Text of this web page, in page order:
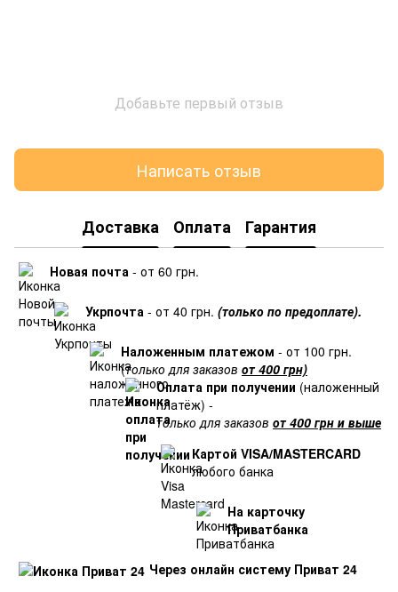
Добавьте первый отзыв
Написать отзыв
Доставка Оплата Гарантия
Новая почта - от 60 грн.
Укрпочта - от 40 грн. (только по предоплате).
Наложенным платежом - от 100 грн.
(только для заказов от 400 грн)
Оплата при получении (наложенный
платёж) -
только для заказов от 400 грн и выше
Картой VISA/MASTERCARD
любого банка
На карточку
Приватбанка
Через онлайн систему Приват 24